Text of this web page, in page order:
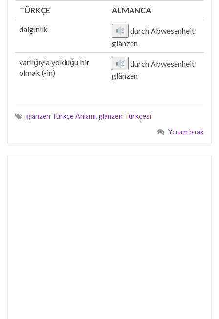
TÜRKÇE ALMANCA
dalgınlık
durch Abwesenheit
glänzen
varlığıyla yokluğu bir
olmak (-in)
durch Abwesenheit
glänzen
glänzen Türkçe Anlamı, glänzen Türkçesi
Yorum bırak